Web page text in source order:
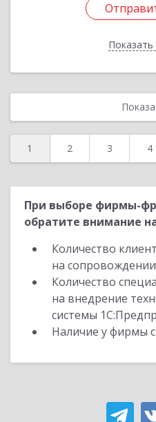
1 2 3 4
При выборе фирмы-
обратите внимание
Количество
на
Количество
на внедрение
системы
Наличие у фирмы